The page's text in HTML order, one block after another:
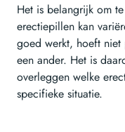
Het is belangrijk om
erectiepillen kan
goed werkt, hoeft
een ander. Het is
overleggen welke
specifieke situatie.